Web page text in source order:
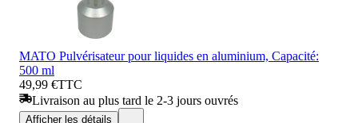
MATO Pulvérisateur pour liquides en aluminium, Capacité:
500 ml
49,99 €TTC
Livraison au plus tard le 2-3 jours ouvrés
Afficher les détails